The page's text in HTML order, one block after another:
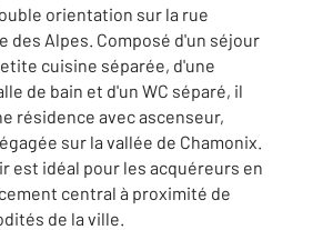
orientation sur la rue
des Alpes. Composé d'un séjour
cuisine séparée, d'une
de bain et d'un WC séparé, il
résidence avec ascenseur,
sur la vallée de Chamonix.
est idéal pour les acquéreurs en
central à proximité de
de la ville.